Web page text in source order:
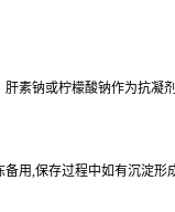
素钠或柠檬酸钠作为抗凝
用,保存过程中如有沉淀